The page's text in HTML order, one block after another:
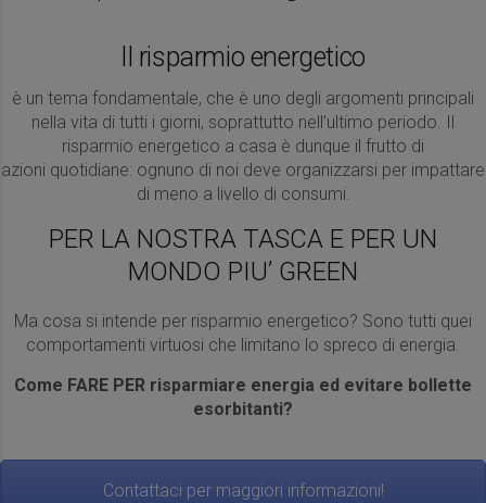
Il risparmio energetico
è un tema fondamentale, che è uno degli argomenti principali
nella vita di tutti i giorni, soprattutto nell’ultimo periodo. Il
risparmio energetico a casa è dunque il frutto di
azioni quotidiane: ognuno di noi deve organizzarsi per impattare
di meno a livello di consumi.
PER LA NOSTRA TASCA E PER UN
MONDO PIU’ GREEN
Ma cosa si intende per risparmio energetico? Sono tutti quei
comportamenti virtuosi che limitano lo spreco di energia.
Come FARE PER risparmiare energia ed evitare bollette
esorbitanti?
Contattaci per maggiori informazioni!